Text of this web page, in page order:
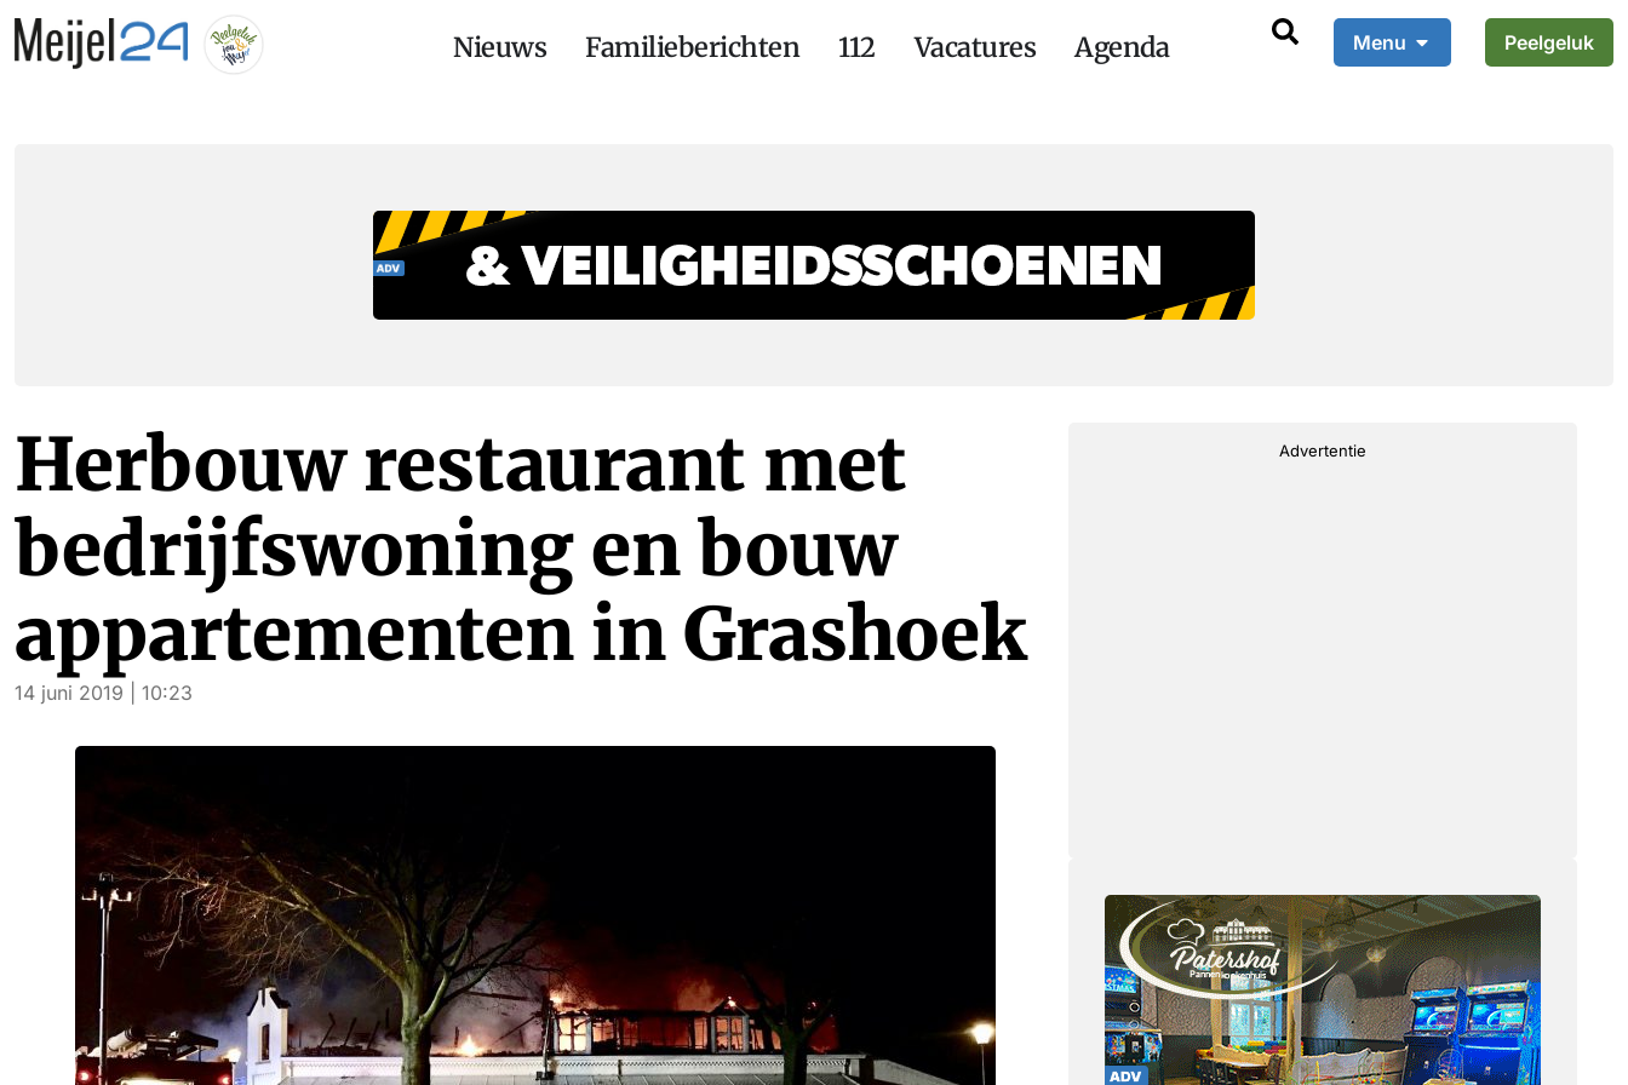
Nieuws Familieberichten 112 Vacatures Agenda Menu Peelgeluk
Herbouw restaurant met
bedrijfswoning en bouw
appartementen in Grashoek
14 juni 2019 | 10:23
Advertentie